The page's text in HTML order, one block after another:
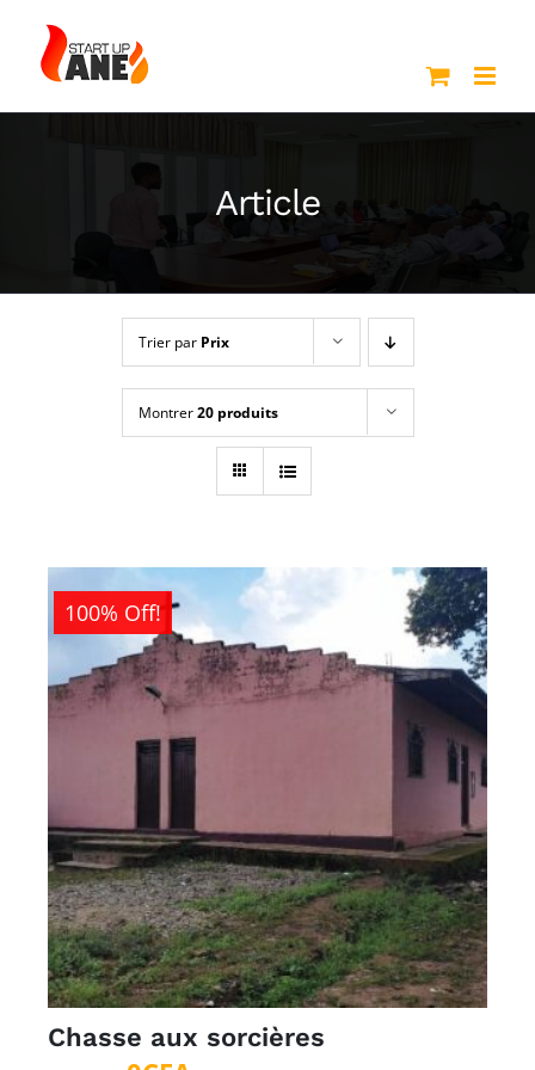
contenu
Article
Trier par Prix
Montrer20 produits
100% Off!
Chasse aux sorcières